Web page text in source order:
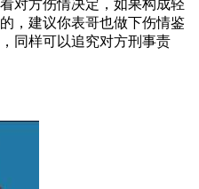
对方伤情决定，如果构成轻
，建议你表哥也做下伤情鉴
同样可以追究对方刑事责